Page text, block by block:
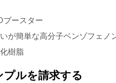
ブースター
が簡単な高分子ベンゾフェノ
樹脂
プルを請求する